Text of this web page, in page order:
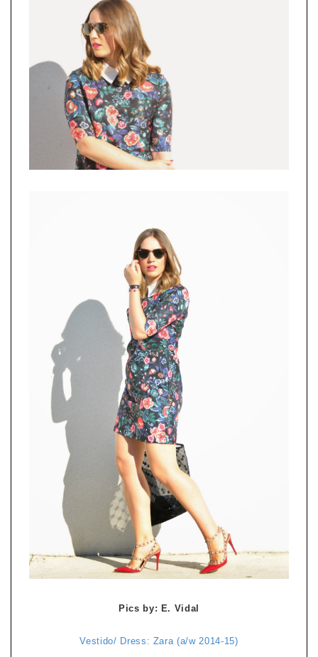
Pics by: E. Vidal
Vestido/ Dress: Zara (a/w 2014-15)